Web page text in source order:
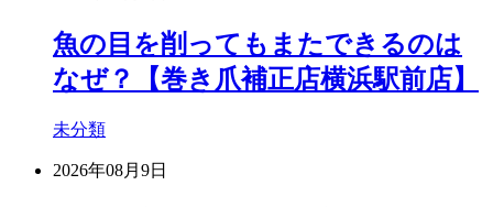
魚の目を削ってもまたできるのは
なぜ？【巻き爪補正店横浜駅前店】
未分類
2026年08月9日